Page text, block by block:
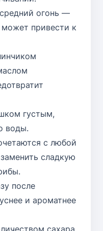
огонь —
привести к
густым,
воды.
с любой
сладкую
после
и ароматнее
сахара